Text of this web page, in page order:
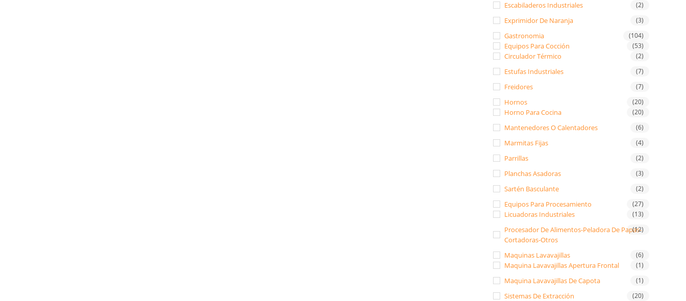
Escabiladeros Industriales (2)
Exprimidor De Naranja (3)
Gastronomia (104)
Equipos Para Cocción (53)
Circulador Térmico (2)
Estufas Industriales (7)
Freidores (7)
Hornos (20)
Horno Para Cocina (20)
Mantenedores O Calentadores (6)
Marmitas Fijas (4)
Parrillas (2)
Planchas Asadoras (3)
Sartén Basculante (2)
Equipos Para Procesamiento (27)
Licuadoras Industriales (13)
Procesador De Alimentos-Peladora De Papas-
Cortadoras-Otros
(12)
Maquinas Lavavajillas (6)
Maquina Lavavajillas Apertura Frontal (1)
Maquina Lavavajillas De Capota (1)
Sistemas De Extracción (20)